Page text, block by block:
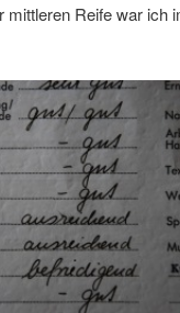
Reife war ich